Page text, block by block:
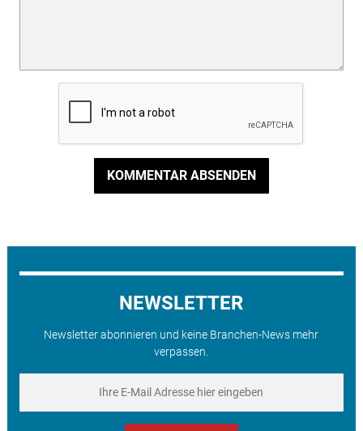
KOMMENTAR ABSENDEN
NEWSLETTER
Newsletter abonnieren und keine Branchen-News mehr
verpassen.